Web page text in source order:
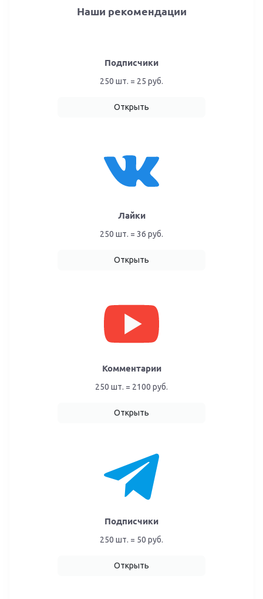
Наши рекомендации
Подписчики
250 шт. = 25 руб.
Открыть
Лайки
250 шт. = 36 руб.
Открыть
Комментарии
250 шт. = 2100 руб.
Открыть
Подписчики
250 шт. = 50 руб.
Открыть